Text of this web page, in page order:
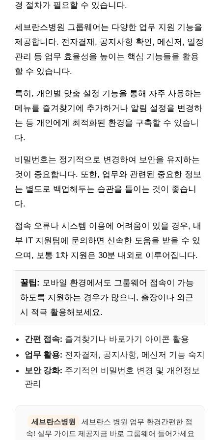
경 절차가 필요할 수 있습니다.
세브란스병원 그룹웨어는 다양한 업무 지원 기능을
제공합니다. 전자결재, 공지사항 확인, 메신저, 일정
관리 등 업무 효율성을 높이는 핵심 기능들을 활용
할 수 있습니다.
특히, 개인별 맞춤 설정 기능을 통해 자주 사용하는
메뉴를 즐겨찾기에 추가하거나 알림 설정을 변경하
는 등 개인에게 최적화된 환경을 구축할 수 있습니
다.
비밀번호는 정기적으로 변경하여 보안을 유지하는
것이 중요합니다. 또한, 업무와 관련된 중요한 정보
는 별도로 백업해두는 습관을 들이는 것이 좋습니
다.
접속 오류나 시스템 이용에 어려움이 있을 경우, 내
부 IT 지원팀에 문의하면 신속한 도움을 받을 수 있
으며, 보통 1차 지원은 30분 내외로 이루어집니다.
꿀팁: 모바일 환경에서도 그룹웨어 접속이 가능
하도록 지원하는 경우가 많으니, 출장이나 외근
시 적극 활용해보세요.
간편 접속: 즐겨찾기나 바로가기 아이콘 활용
업무 활용: 전자결재, 공지사항, 메신저 기능 숙지
보안 강화: 주기적인 비밀번호 변경 및 개인정보
관리
세브란스병원
세브란스 병원 업무 환경간편한 접
속! 실무 가이드 제공지금 바로 그룹웨어 들어가세요